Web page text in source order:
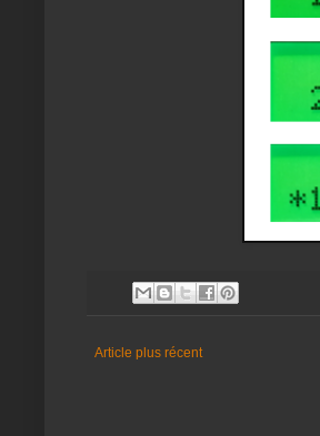
Article plus récent